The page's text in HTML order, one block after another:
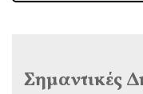
Σημαντικές